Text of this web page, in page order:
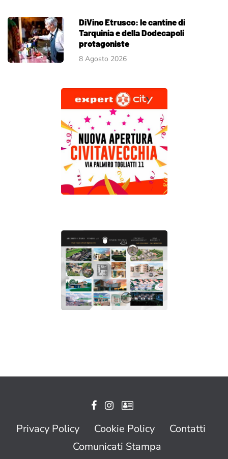
DiVino Etrusco: le cantine di
Tarquinia e della Dodecapoli
protagoniste
8 Agosto 2026
Privacy Policy Cookie Policy
Contatti
Comunicati Stampa